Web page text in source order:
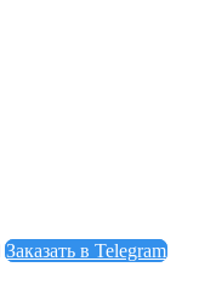
Заказать в Telegram